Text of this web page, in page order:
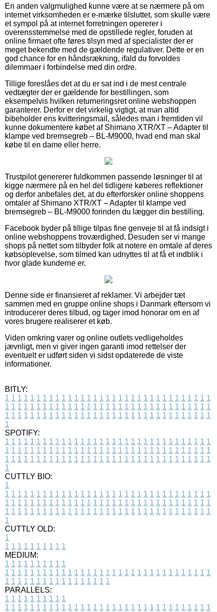
En anden valgmulighed kunne være at se nærmere på om
internet virksomheden er e-mærke tilsluttet, som skulle være
et sympol på at internet forretningen opererer i
overensstemmelse med de opstillede regler, foruden at
online firmaet ofte føres tilsyn med af specialister der er
meget bekendte med de gældende regulativer. Dette er en
god chance for en håndsrækning, ifald du forvoldes
dilemmaer i forbindelse med din ordre.
Tillige foreslåes det at du er sat ind i de mest centrale
vedtægter der er gældende for bestillingen, som
eksempelvis hvilken returneringsret online webshoppen
garanterer. Derfor er det virkelig vigtigt, at man altid
bibeholder ens kvitteringsmail, således man i fremtiden vil
kunne dokumentere købet af Shimano XTR/XT – Adapter til
klampe ved bremsegreb – BL-M9000, hvad end man skal
købe til en dame eller herre.
Trustpilot genererer fuldkommen passende løsninger til at
kigge nærmere på en hel del tidligere køberes reflektioner
og derfor anbefales det, at du efterforsker online shoppens
omtaler af Shimano XTR/XT – Adapter til klampe ved
bremsegreb – BL-M9000 forinden du lægger din bestilling.
Facebook byder på tillige tilpas fine genveje til at få indsigt i
online webshoppens troværdighed. Desuden ser vi mange
shops på nettet som tilbyder folk at notere en omtale af deres
købsoplevelse, som tilmed kan udnyttes til at få et indblik i
hvor glade kunderne er.
Denne side er finansieret af reklamer. Vi arbejder tæt
sammen med en gruppe online shops i Danmark eftersom vi
introducerer deres tilbud, og tager imod honorar om en af
vores brugere realiserer et køb.
Viden omkring varer og online outlets vedligeholdes
jævnligt, men vi giver ingen garanti imod rettelser der
eventuelt er udført siden vi sidst opdaterede de viste
informationer.
BITLY:
1 1 1 1 1 1 1 1 1 1 1 1 1 1 1 1 1 1 1 1 1 1 1 1 1 1 1 1 1 1 1 1 1
1 1 1 1 1 1 1 1 1 1 1 1 1 1 1 1 1 1 1 1 1 1 1 1 1 1 1 1 1 1 1 1 1
1 1 1 1 1 1 1 1 1 1 1 1 1 1 1 1 1 1 1 1 1 1 1 1 1 1 1 1 1 1 1 1 1
1
SPOTIFY:
1 1 1 1 1 1 1 1 1 1 1 1 1 1 1 1 1 1 1 1 1 1 1 1 1 1 1 1 1 1 1 1 1
1 1 1 1 1 1 1 1 1 1 1 1 1 1 1 1 1 1 1 1 1 1 1 1 1 1 1 1 1 1 1 1 1
1 1 1 1 1 1 1 1 1 1 1 1 1 1 1 1 1 1 1 1 1 1 1 1 1 1 1 1 1 1 1 1 1
1
CUTTLY BIO:
1
1 1 1 1 1 1 1 1 1 1 1 1 1 1 1 1 1 1 1 1 1 1 1 1 1 1 1 1 1 1 1 1 1
1 1 1 1 1 1 1 1 1 1 1 1 1 1 1 1 1 1 1 1 1 1 1 1 1 1 1 1 1 1 1 1 1
1 1 1 1 1 1 1 1 1 1 1 1 1 1 1 1 1 1 1 1 1 1 1 1 1 1 1 1 1 1 1 1 1
1
CUTTLY OLD:
1
1 1 1 1 1 1 1 1 1 1
MEDIUM:
1 1 1 1 1 1 1 1 1 1
1 1 1 1 1 1 1 1 1 1 1 1 1 1 1 1 1 1 1 1 1 1 1 1 1 1 1 1 1 1 1 1 1
1 1 1 1 1 1 1 1 1 1 1 1 1 1 1 1 1
PARALLELS:
1 1 1 1 1 1 1 1 1 1
1 1 1 1 1 1 1 1 1 1 1 1 1 1 1 1 1 1 1 1 1 1 1 1 1 1 1 1 1 1 1 1 1